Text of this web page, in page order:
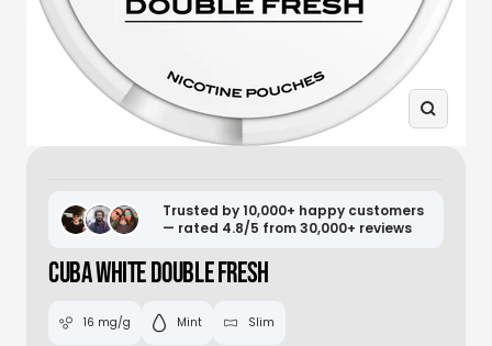
Zoom
Trusted by 10,000+ happy customers
— rated 4.8/5 from 30,000+ reviews
CUBA WHITE DOUBLE FRESH
16 mg/g Mint Slim